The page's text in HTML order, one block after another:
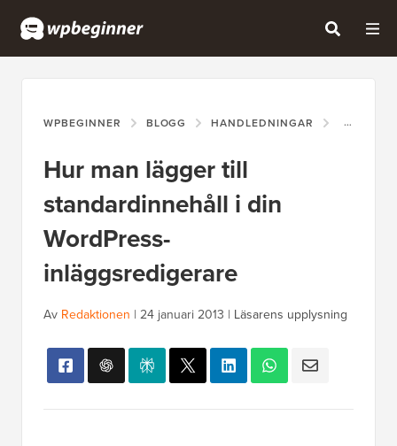
WPBEGINNER BLOGG HANDLEDNINGAR HUR
Hur man lägger till
standardinnehåll i din
WordPress-
inläggsredigerare
Av Redaktionen | 24 januari 2013 | Läsarens upplysning